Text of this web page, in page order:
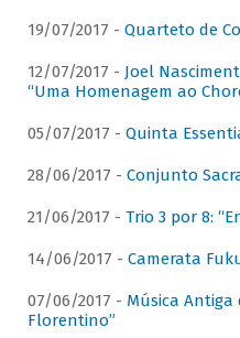
19/07/2017 - Quarteto de
12/07/2017 - Joel
“Uma Homenagem ao
05/07/2017 - Quinta
28/06/2017 - Conjunto
21/06/2017 - Trio 3 por 8:
14/06/2017 - Camerata
07/06/2017 - Música Antiga
Florentino”